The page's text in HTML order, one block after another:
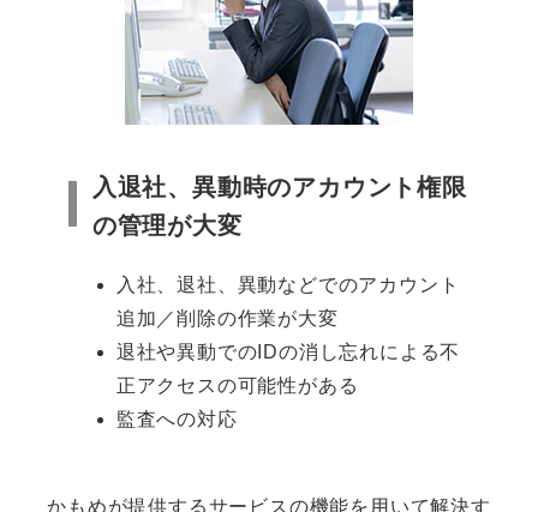
入退社、異動時のアカウント権限
の管理が大変
入社、退社、異動などでのアカウント
追加／削除の作業が大変
退社や異動でのIDの消し忘れによる不
正アクセスの可能性がある
監査への対応
かもめが提供するサービスの機能を用いて解決す